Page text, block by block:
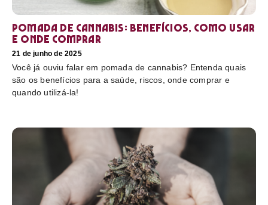
Pomada de cannabis: Benefícios, como usar
e onde comprar
21 de junho de 2025
Você já ouviu falar em pomada de cannabis? Entenda quais
são os benefícios para a saúde, riscos, onde comprar e
quando utilizá-la!